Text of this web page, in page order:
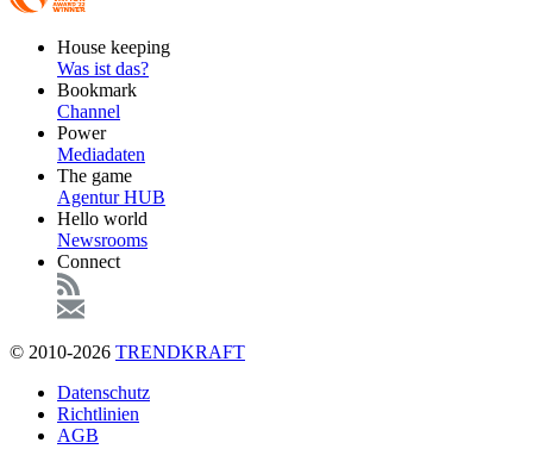
FooterHouse keeping
Was ist das?
Bookmark
Channel
Power
Mediadaten
The game
Agentur HUB
Hello world
Newsrooms
Connect
© 2010-2026 TRENDKRAFT
FußzeileDatenschutz
Richtlinien
AGB